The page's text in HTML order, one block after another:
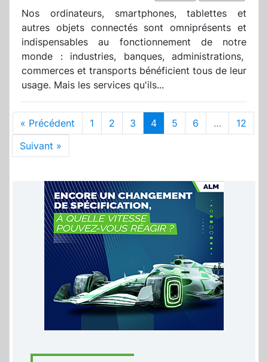
Nos ordinateurs, smartphones, tablettes et
autres objets connectés sont omniprésents et
indispensables au fonctionnement de notre
monde : industries, banques, administrations,
commerces et transports bénéficient tous de leur
usage. Mais les services qu'ils...
« Précédent 1 2 3 4 5 6 …
12
Suivant »